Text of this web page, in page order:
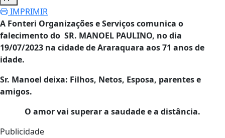
IMPRIMIR
A Fonteri Organizações e Serviços comunica o
falecimento do SR. MANOEL PAULINO, no dia
19/07/2023 na cidade de Araraquara aos 71 anos de
idade.
Sr. Manoel deixa: Filhos, Netos, Esposa, parentes e
amigos.
O amor vai superar a saudade e a distância.
Publicidade